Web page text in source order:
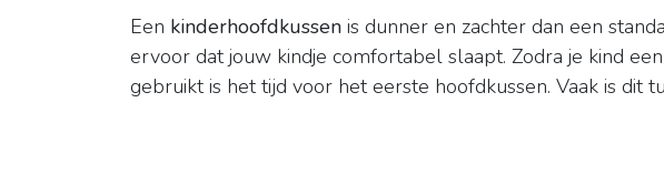
Een kinderhoofdkussen is dunner en zachter dan een
ervoor dat jouw kindje comfortabel slaapt. Zodra je kind
gebruikt is het tijd voor het eerste hoofdkussen. Vaak is dit